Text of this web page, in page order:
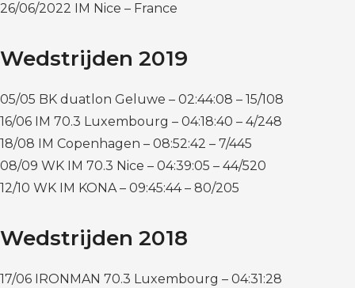
26/06/2022 IM Nice – France
Wedstrijden 2019
05/05 BK duatlon Geluwe – 02:44:08 – 15/108
16/06 IM 70.3 Luxembourg – 04:18:40 – 4/248
18/08 IM Copenhagen – 08:52:42 – 7/445
08/09 WK IM 70.3 Nice – 04:39:05 – 44/520
12/10 WK IM KONA – 09:45:44 – 80/205
Wedstrijden 2018
17/06 IRONMAN 70.3 Luxembourg – 04:31:28